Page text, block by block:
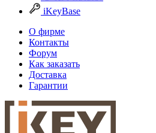
iKeyBase
О фирме
Контакты
Форум
Как заказать
Доставка
Гарантии